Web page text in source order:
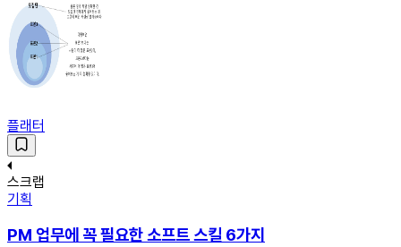
플래터
스크랩
기획
PM 업무에 꼭 필요한 소프트 스킬 6가지